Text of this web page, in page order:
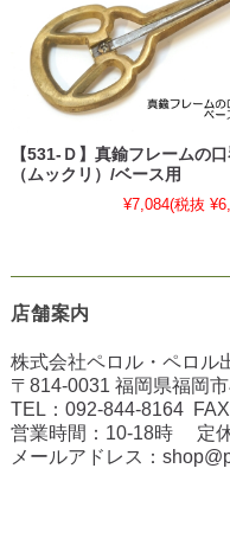
【531-Ｄ】真鍮フレームの
（ムックリ）/ベース用
¥7,084(税抜
店舗案内
株式会社ペロル・ペロル
〒814-0031 福岡県福岡
TEL： 092-844-8164FAX
営業時間：10-18時 定
メールアドレス：